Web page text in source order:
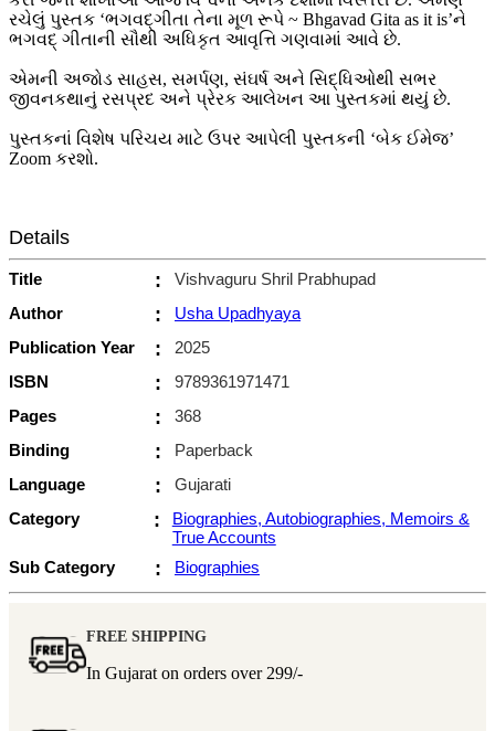
રચેલું પુસ્તક ‘ભગવદ્ગીતા તેના મૂળ રૂપે ~ Bhgavad Gita as it is’ને
ભગવદ્ ગીતાની સૌથી અધિકૃત આવૃત્તિ ગણવામાં આવે છે.
એમની અજોડ સાહસ, સમર્પણ, સંઘર્ષ અને સિદ્ધિઓથી સભર
જીવનકથાનું રસપ્રદ અને પ્રેરક આલેખન આ પુસ્તકમાં થયું છે.
પુસ્તકનાં વિશેષ પરિચય માટે ઉપર આપેલી પુસ્તકની ‘બેક ઈમેજ’
Zoom કરશો.
Details
Title :
Vishvaguru Shril Prabhupad
Author
:
Usha Upadhyaya
Publication Year
:
2025
ISBN
:
9789361971471
Pages
:
368
Binding
:
Paperback
Language
:
Gujarati
Category
:
Biographies, Autobiographies, Memoirs &
True Accounts
Sub Category
: Biographies
FREE SHIPPING
In Gujarat on orders over 299/-